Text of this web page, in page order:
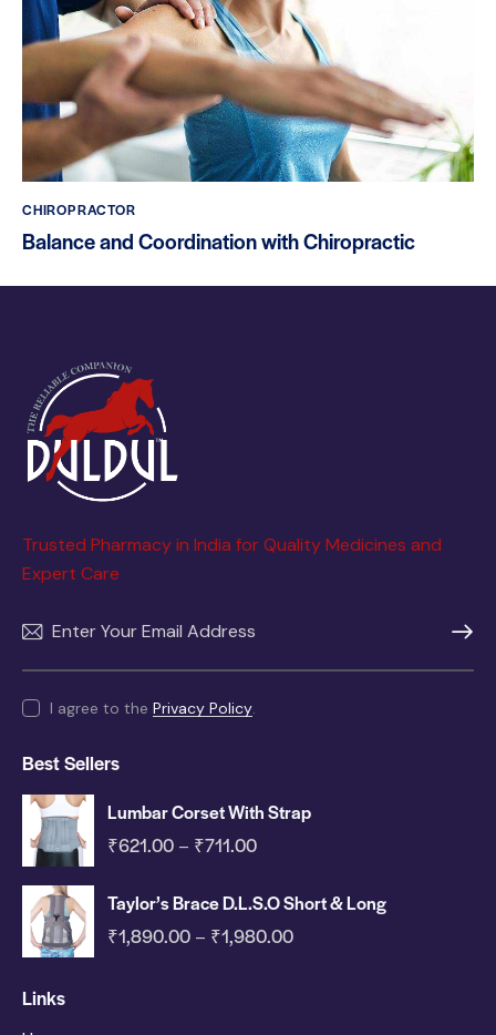
CHIROPRACTOR
Balance and Coordination with Chiropractic
Trusted Pharmacy in India for Quality Medicines and
Expert Care
I agree to the Privacy Policy.
Best Sellers
Lumbar Corset With Strap
₹621.00 – ₹711.00
Taylor’s Brace D.L.S.O Short & Long
₹1,890.00 – ₹1,980.00
Links